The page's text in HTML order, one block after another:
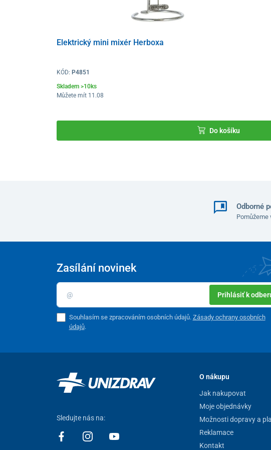
a skvěle padne do ruky i do většiny držáků na
, se kterými budete mít jistotu, že se nápoj nevylije.
Elektrický mini mixér Herboxa
KÓD: P4851
Skladem >10ks
Můžete mít 11.08
Do košíku
Odborné
Pomůžeme
Zasílání novinek
Prihlásiť k
Souhlasím se zpracováním osobních údajů. Zásady ochrany osobních
údajů.
Sledujte nás na:
O nákupu
Jak nakupovat
Moje objednávky
Možnosti dopravy a
Reklamace
Kontakt